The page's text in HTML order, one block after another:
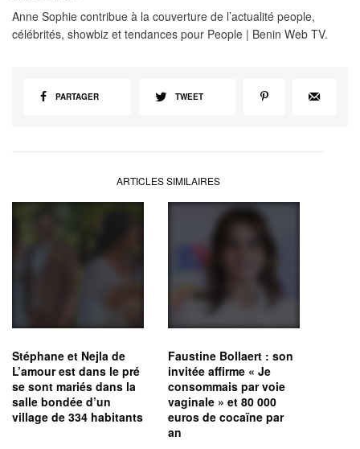
Anne Sophie contribue à la couverture de l’actualité people,
célébrités, showbiz et tendances pour People | Benin Web TV.
PARTAGER TWEET
ARTICLES SIMILAIRES
Stéphane et Nejla de
L’amour est dans le pré
se sont mariés dans la
salle bondée d’un
village de 334 habitants
Faustine Bollaert : son
invitée affirme « Je
consommais par voie
vaginale » et 80 000
euros de cocaïne par
an